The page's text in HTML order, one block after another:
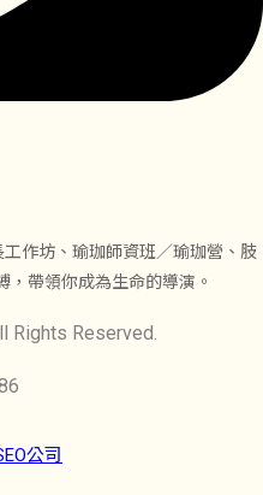
作坊、瑜珈師資班／瑜珈營、肢
帶領你成為生命的導演。
Rights Reserved.
公司